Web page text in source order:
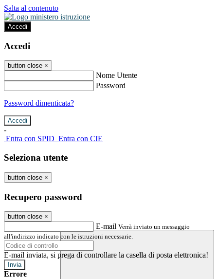
Salta al contenuto
Accedi
Accedi
button close ×
Nome Utente
Password
Password dimenticata?
-
Entra con SPID Entra con CIE
Seleziona utente
button close ×
Recupero password
button close ×
E-mail Verrà inviato un messaggio
all'indirizzo indicato con le istruzioni necessarie.
E-mail inviata, si prega di controllare la casella di posta elettronica!
Errore